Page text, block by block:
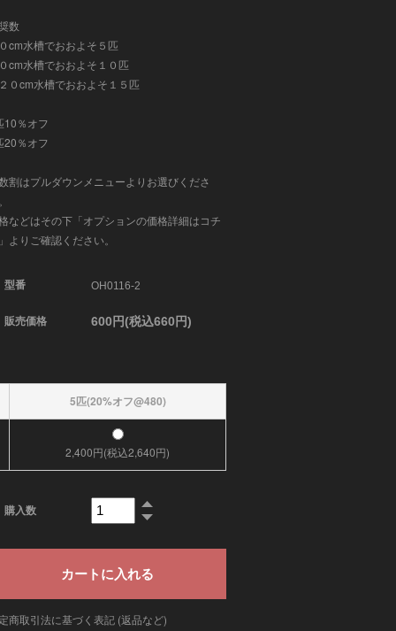
数
cm水槽でおおよそ５匹
cm水槽でおおよそ１０匹
０cm水槽でおおよそ１５匹
10％オフ
20％オフ
割はプルダウンメニューよりお選びくださ
などはその下「オプションの価格詳細はコチ
よりご確認ください。
型番 OH0116-2
販売価格 600円(税込660円)
5匹(20%オフ@480)
2,400円(税込2,640円)
購入数
商取引法に基づく表記 (返品など)